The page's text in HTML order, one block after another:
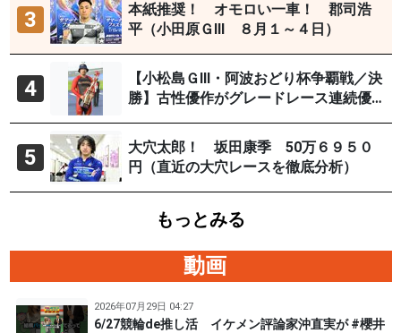
3
本紙推奨！ オモロい一車！ 郡司浩
平（小田原ＧⅢ ８月１～４日）
4
【小松島ＧⅢ・阿波おどり杯争覇戦／決
勝】古性優作がグレードレース連続優
5
大穴太郎！ 坂田康季 50万６９５０
円（直近の大穴レースを徹底分析）
もっとみる
動画
2026年07月29日 04:27
6/27競輪de推し活 イケメン評論家沖直実が #櫻井